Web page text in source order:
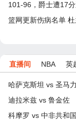
101-96，爵士遭17
篮网更新伤病名单
直播间 NBA 英
哈萨克斯坦 vs 圣马
迪拉米兹 vs 鲁金佐
科摩罗 vs 中非共和国